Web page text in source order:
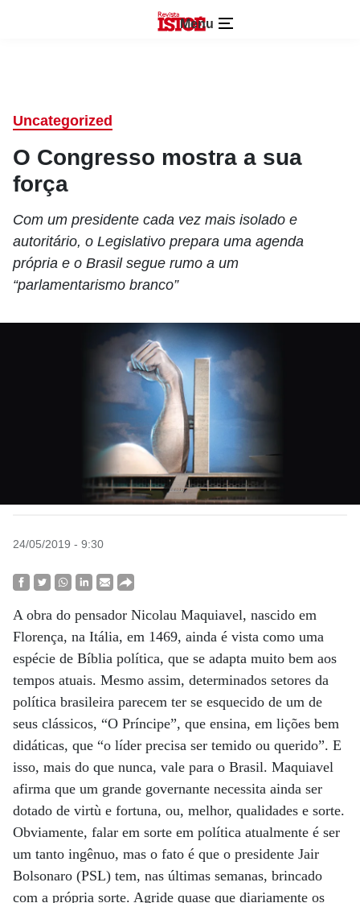
Menu
Uncategorized
O Congresso mostra a sua
força
Com um presidente cada vez mais isolado e
autoritário, o Legislativo prepara uma agenda
própria e o Brasil segue rumo a um
“parlamentarismo branco”
24/05/2019 - 9:30
A obra do pensador Nicolau Maquiavel, nascido em
Florença, na Itália, em 1469, ainda é vista como uma
espécie de Bíblia política, que se adapta muito bem aos
tempos atuais. Mesmo assim, determinados setores da
política brasileira parecem ter se esquecido de um de
seus clássicos, “O Príncipe”, que ensina, em lições bem
didáticas, que “o líder precisa ser temido ou querido”. E
isso, mais do que nunca, vale para o Brasil. Maquiavel
afirma que um grande governante necessita ainda ser
dotado de virtù e fortuna, ou, melhor, qualidades e sorte.
Obviamente, falar em sorte em política atualmente é ser
um tanto ingênuo, mas o fato é que o presidente Jair
Bolsonaro (PSL) tem, nas últimas semanas, brincado
com a própria sorte. Agride quase que diariamente os